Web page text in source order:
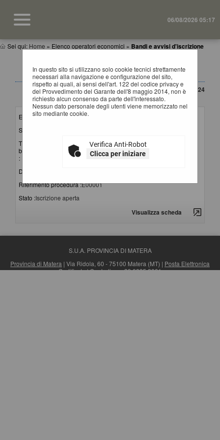
06/08/2026 05:17
Sei qui: Home » Elenco operatori economici » Bandi e avvisi d'iscrizione
In questo sito si utilizzano solo cookie tecnici strettamente
necessari alla navigazione e configurazione del sito,
rispetto ai quali, ai sensi dell'art. 122 del codice privacy e
del Provvedimento del Garante dell'8 maggio 2014, non è
richiesto alcun consenso da parte dell'interessato.
Nessun dato personale degli utenti viene memorizzato nel
sito mediante cookie.
Verifica Anti-Robot
Clicca per iniziare
BANDI E AVVISI D'ISCRIZIONE PER ELENCHI
OPERATORI ECONOMICI
CONTENUTO AGGIORNATO AL 20/03/2024
La ricerca ha restituito 1 risultati.
Elenco per :Lavori-Forniture-Servizi
Stazione appaltante :
Titolo
bando/avviso
:
Avviso pubblico per la formazione e la gestione
dell'elenco di operatori economici per affidamenti di
lavori, servizi e forniture
Data pubblicazione :
Riferimento procedura :E00001
Stato :Iscrizione aperta
Visualizza scheda
S.U.A. PROVINCIA DI MATERA
Provincia di Matera | Via Ridola, 60 - 75100 Matera (MT) | Posta Elettronica
Certificata| Centralino: +39 0835 3061